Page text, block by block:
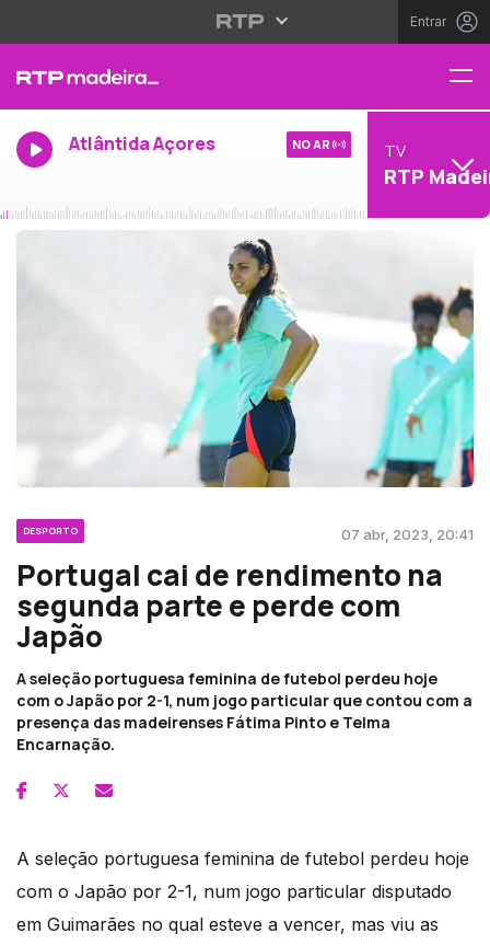
Entrar
Atlântida Açores NO AR TV
RTP
DESPORTO 07 abr, 2023, 20:41
Portugal cai de rendimento na
segunda parte e perde com
Japão
A seleção portuguesa feminina de futebol perdeu hoje
com o Japão por 2-1, num jogo particular que contou com a
presença das madeirenses Fátima Pinto e Telma
Encarnação.
A seleção portuguesa feminina de futebol perdeu hoje
com o Japão por 2-1, num jogo particular disputado
em Guimarães no qual esteve a vencer, mas viu as